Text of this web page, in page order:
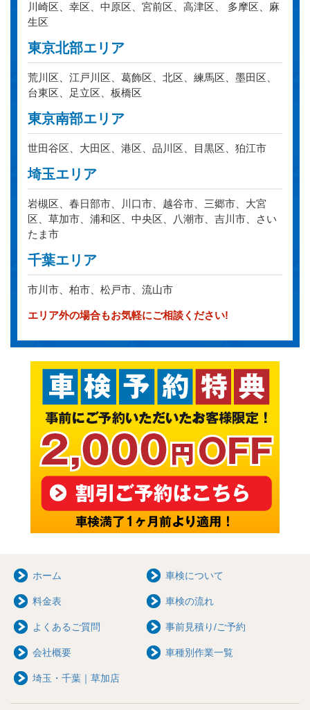
川崎区、幸区、中原区、宮前区、高津区、 多摩区、麻
生区
東京北部エリア
荒川区、江戸川区、葛飾区、北区、練馬区、墨田区、
台東区、足立区、板橋区
東京南部エリア
世田谷区、大田区、港区、品川区、目黒区、狛江市
埼玉エリア
岩槻区、春日部市、川口市、越谷市、三郷市、大宮
区、草加市、浦和区、中央区、八潮市、吉川市、さい
たま市
千葉エリア
市川市、柏市、松戸市、流山市
エリア外の場合もお気軽にご相談ください!
ホーム 車検について
料金表 車検の流れ
よくあるご質問 事前見積り/ご予約
会社概要 車種別作業一覧
埼玉・千葉｜草加店